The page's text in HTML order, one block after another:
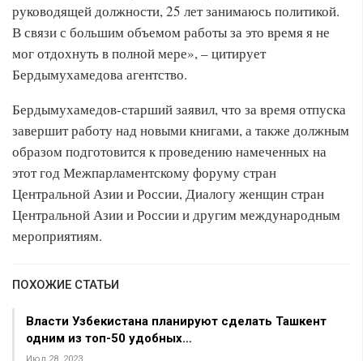
руководящей должности, 25 лет занимаюсь политикой.
В связи с большим объемом работы за это время я не
мог отдохнуть в полной мере», – цитирует
Бердымухамедова агентство.
Бердымухамедов-старший заявил, что за время отпуска
завершит работу над новыми книгами, а также должным
образом подготовится к проведению намеченных на
этот год Межпарламентскому форуму стран
Центральной Азии и России, Диалогу женщин стран
Центральной Азии и России и другим международным
мероприятиям.
ПОХОЖИЕ СТАТЬИ
Власти Узбекистана планируют сделать Ташкент
одним из топ-50 удобных…